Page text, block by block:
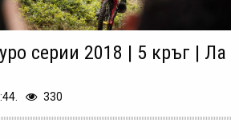
серии 2018 | 5 кръг | Ла
330